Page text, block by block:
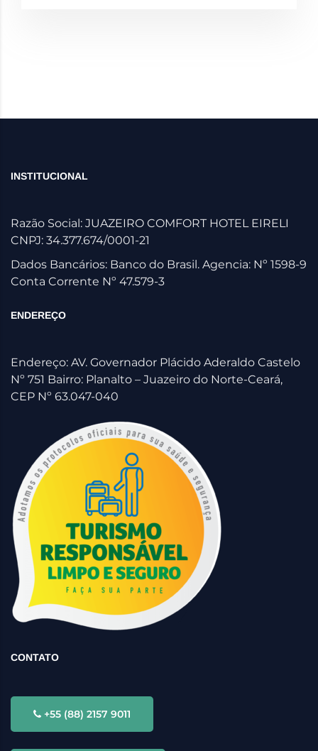
INSTITUCIONAL
Razão Social: JUAZEIRO COMFORT HOTEL EIRELI
CNPJ: 34.377.674/0001-21
Dados Bancários: Banco do Brasil. Agencia: Nº 1598-9
Conta Corrente Nº 47.579-3
ENDEREÇO
Endereço: AV. Governador Plácido Aderaldo Castelo
Nº 751 Bairro: Planalto – Juazeiro do Norte-Ceará,
CEP Nº 63.047-040
CONTATO
+55 (88) 2157 9011